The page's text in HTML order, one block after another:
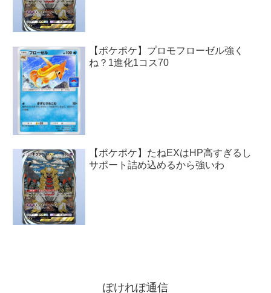
【ポケポケ】プロモフローゼル強く
ね？1進化1コス70
【ポケポケ】たねEXはHP高すぎるし
サポート詰め込めるから強いわ
ぽけれぽ通信